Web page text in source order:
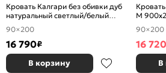
Кровать Калгари без обивки дуб
натуральный светлый/белый
матовый без П/М 900x2000,
ортопедическое основание,
изголовье жесткое
90×200
16 790₽
В корзину
М
90×200
16 720
В